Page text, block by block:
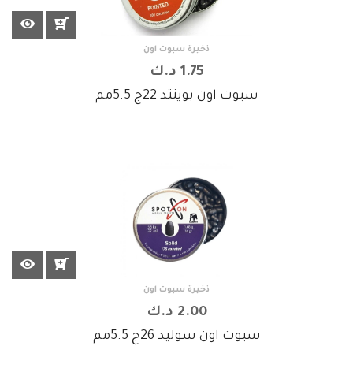
ذخيرة سبوت اون
1.75 د.ك
سبوت اون بوينتد 22ج 5.5مم
ذخيرة سبوت اون
2.00 د.ك
سبوت اون سوليد 26ج 5.5مم